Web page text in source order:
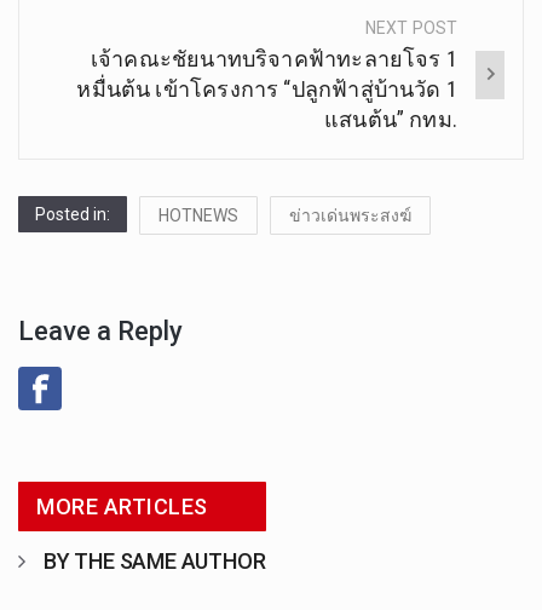
NEXT POST
เจ้าคณะชัยนาทบริจาคฟ้าทะลายโจร 1
หมื่นต้น เข้าโครงการ “ปลูกฟ้าสู่บ้านวัด 1
แสนต้น” กทม.
Posted in: HOTNEWS ข่าวเด่นพระสงฆ์
Leave a Reply
MORE ARTICLES
BY THE SAME AUTHOR